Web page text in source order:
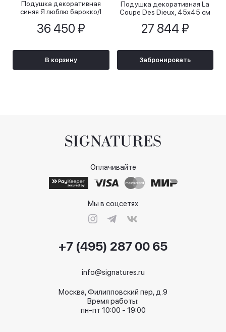
Подушка декоративная
cиняя Я люблю барокко/I
36 450 ₽
В корзину
Подушка декоративная La
Coupe Des Dieux, 45х45 см
27 844 ₽
Забронировать
Оплачивайте
Мы в соцсетях
+7 (495) 287 00 65
info@signatures.ru
Москва, Филипповский пер, д.9
Время работы:
пн-пт 10:00 - 19:00